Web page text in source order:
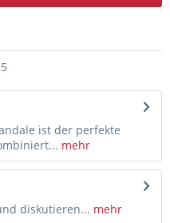
ist der perfekte
mehr
diskutieren... mehr